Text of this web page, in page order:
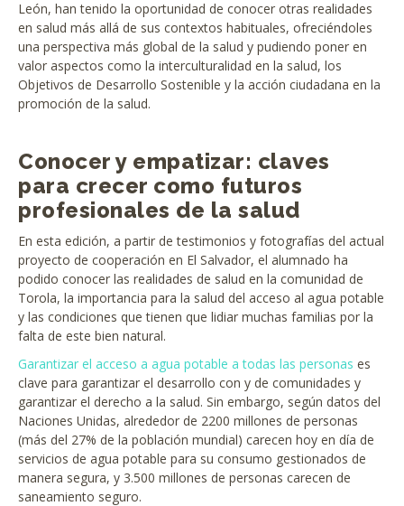
León, han tenido la oportunidad de conocer otras realidades
en salud más allá de sus contextos habituales, ofreciéndoles
una perspectiva más global de la salud y pudiendo poner en
valor aspectos como la interculturalidad en la salud, los
Objetivos de Desarrollo Sostenible y la acción ciudadana en la
promoción de la salud.
Conocer y empatizar: claves
para crecer como futuros
profesionales de la salud
En esta edición, a partir de testimonios y fotografías del actual
proyecto de cooperación en El Salvador, el alumnado ha
podido conocer las realidades de salud en la comunidad de
Torola, la importancia para la salud del acceso al agua potable
y las condiciones que tienen que lidiar muchas familias por la
falta de este bien natural.
Garantizar el acceso a agua potable a todas las personas es
clave para garantizar el desarrollo con y de comunidades y
garantizar el derecho a la salud. Sin embargo, según datos del
Naciones Unidas, alrededor de 2200 millones de personas
(más del 27% de la población mundial) carecen hoy en día de
servicios de agua potable para su consumo gestionados de
manera segura, y 3.500 millones de personas carecen de
saneamiento seguro.